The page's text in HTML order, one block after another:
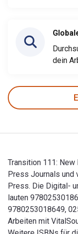
dein
Transition 111:
Press Journals und
Press. Die Digital-
lauten
9780253018649,
Arbeiten mit